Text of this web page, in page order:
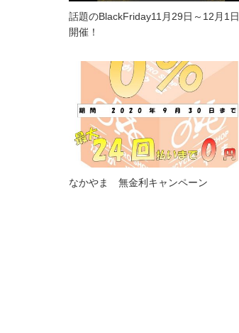
話題のBlackFriday11月29日～12月1日
開催！
なかやま 無金利キャンペーン